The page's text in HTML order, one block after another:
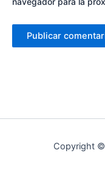
Copyright ©